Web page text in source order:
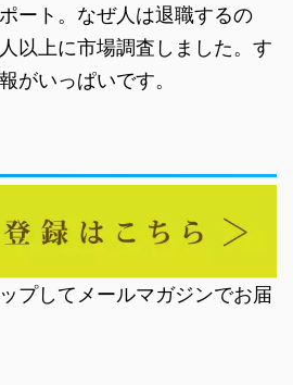
ート。なぜ人は退職するの
以上に市場調査しました。す
がいっぱいです。
プしてメールマガジンでお届